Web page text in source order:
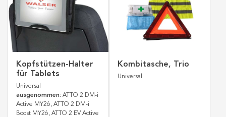
Kopfstützen-Halter
für Tablets
Universal
ausgenommen: ATTO 2 DM-i
Active MY26, ATTO 2 DM-i
Boost MY26, ATTO 2 EV Active
Kombitasche, Trio
Universal